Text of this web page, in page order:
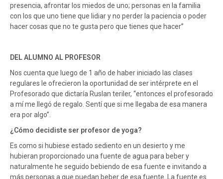
presencia, afrontar los miedos de uno; personas en la familia
con los que uno tiene que lidiar y no perder la paciencia o poder
hacer cosas que no te gusta pero que tienes que hacer”
DEL ALUMNO AL PROFESOR
Nos cuenta que luego de 1 año de haber iniciado las clases
regulares le ofrecieron la oportunidad de ser intérprete en el
Profesorado que dictaría Ruslan teriler, “entonces el profesorado
a mí me llegó de regalo. Sentí que si me llegaba de esa manera
era por algo”.
¿Cómo decidiste ser profesor de yoga?
Es como si hubiese estado sediento en un desierto y me
hubieran proporcionado una fuente de agua para beber y
naturalmente he seguido bebiendo de esa fuente e invitando a
más personas a que puedan beber de esa fuente. La fuente es